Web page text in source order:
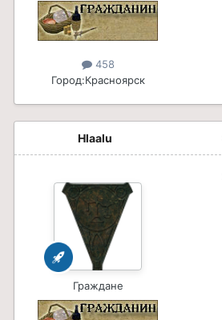
458
Город:Красноярск
Hlaalu
Граждане